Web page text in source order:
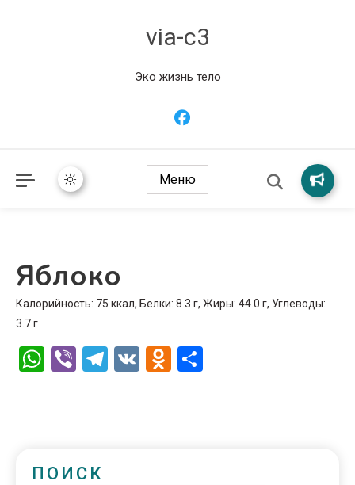
via-c3
Эко жизнь тело
Меню
Яблоко
Калорийность: 75 ккал, Белки: 8.3 г, Жиры: 44.0 г, Углеводы:
3.7 г
WhatsApp
ViberTelegram
VK Odnoklassniki
ПОИСК